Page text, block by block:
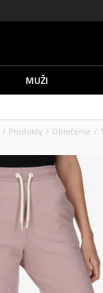
MUŽI
Produkty Oblečenie